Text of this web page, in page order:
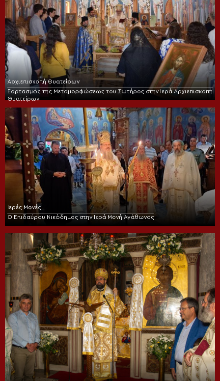
Αρχιεπισκοπή Θυατείρων
Εορτασμός της Μεταμορφώσεως του Σωτήρος στην Ιερά Αρχιεπισκοπή
Θυατείρων
Ιερές Μονές
Ο Επιδαύρου Νικόδημος στην Ιερά Μονή Αγάθωνος